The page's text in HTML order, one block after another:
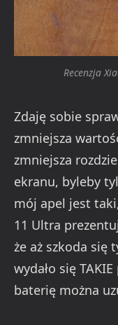
Recenzja
Zdaję sobie
zmniejsza
zmniejsza
ekranu, byleby
mój apel jest
11 Ultra
że aż szkoda się
wydało się
baterię można